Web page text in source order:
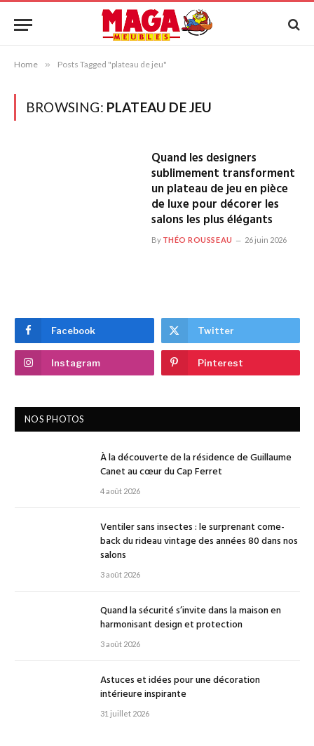
Home » Posts Tagged "plateau de jeu"
BROWSING: PLATEAU DE JEU
Quand les designers
sublimement transforment
un plateau de jeu en pièce
de luxe pour décorer les
salons les plus élégants
By THÉO ROUSSEAU 26 juin 2026
Facebook Twitter
Instagram Pinterest
NOS PHOTOS
À la découverte de la résidence de Guillaume
Canet au cœur du Cap Ferret
4 août 2026
Ventiler sans insectes : le surprenant come-
back du rideau vintage des années 80 dans nos
salons
3 août 2026
Quand la sécurité s’invite dans la maison en
harmonisant design et protection
3 août 2026
Astuces et idées pour une décoration
intérieure inspirante
31 juillet 2026